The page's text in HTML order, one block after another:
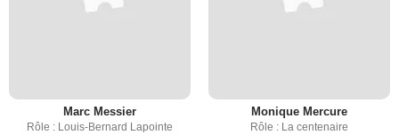
Marc Messier
Rôle : Louis-Bernard Lapointe
Monique Mercure
Rôle : La centenaire